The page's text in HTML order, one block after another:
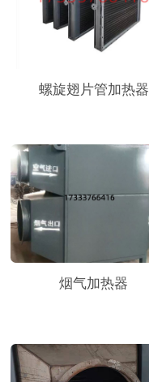
螺旋翅片管加热器
烟气加热器